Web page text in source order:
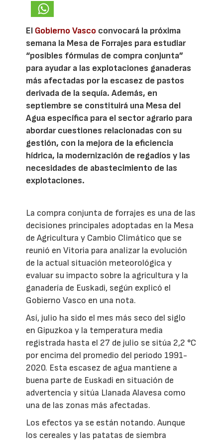
El Gobierno Vasco convocará la próxima
semana la Mesa de Forrajes para estudiar
“posibles fórmulas de compra conjunta”
para ayudar a las explotaciones ganaderas
más afectadas por la escasez de pastos
derivada de la sequía. Además, en
septiembre se constituirá una Mesa del
Agua específica para el sector agrario para
abordar cuestiones relacionadas con su
gestión, con la mejora de la eficiencia
hídrica, la modernización de regadíos y las
necesidades de abastecimiento de las
explotaciones.
La compra conjunta de forrajes es una de las
decisiones principales adoptadas en la Mesa
de Agricultura y Cambio Climático que se
reunió en Vitoria para analizar la evolución
de la actual situación meteorológica y
evaluar su impacto sobre la agricultura y la
ganadería de Euskadi, según explicó el
Gobierno Vasco en una nota.
Así, julio ha sido el mes más seco del siglo
en Gipuzkoa y la temperatura media
registrada hasta el 27 de julio se sitúa 2,2 °C
por encima del promedio del periodo 1991-
2020. Esta escasez de agua mantiene a
buena parte de Euskadi en situación de
advertencia y sitúa Llanada Alavesa como
una de las zonas más afectadas.
Los efectos ya se están notando. Aunque
los cereales y las patatas de siembra